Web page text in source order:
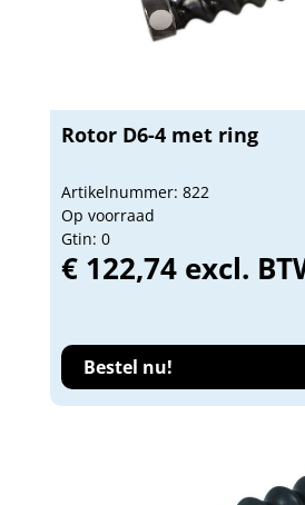
Rotor D6-4 met ring
Artikelnummer: 822
Op voorraad
Gtin: 0
€ 122,74 excl.
Bestel nu!